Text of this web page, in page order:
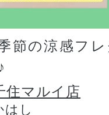
節の涼感フレ
住マルイ店
はし